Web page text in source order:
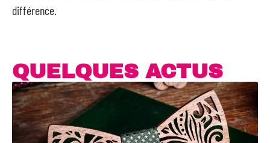
différence.
QUELQUES ACTUS